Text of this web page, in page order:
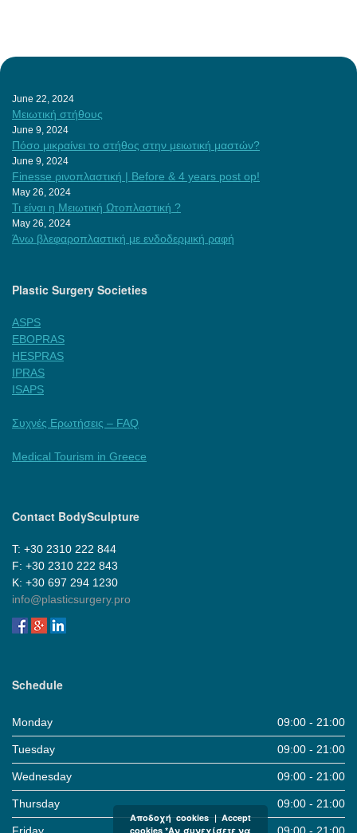
June 22, 2024
Μειωτική στήθους
June 9, 2024
Πόσο μικραίνει το στήθος στην μειωτική μαστών?
June 9, 2024
Finesse ρινοπλαστική | Before & 4 years post op!
May 26, 2024
Τι είναι η Μειωτική Ωτοπλαστική ?
May 26, 2024
Άνω βλεφαροπλαστική με ενδοδερμική ραφή
Plastic Surgery Societies
ASPS
EBOPRAS
HESPRAS
IPRAS
ISAPS
Συχνές Ερωτήσεις – FAQ
Medical Tourism in Greece
Contact BodySculpture
Τ: +30 2310 222 844
F: +30 2310 222 843
Κ: +30 697 294 1230
info@plasticsurgery.pro
Schedule
Monday 09:00 - 21:00
Tuesday 09:00 - 21:00
Wednesday 09:00 - 21:00
Thursday 09:00 - 21:00
Αποδοχή cookies | Accept
cookies *Αν συνεχίσετε να